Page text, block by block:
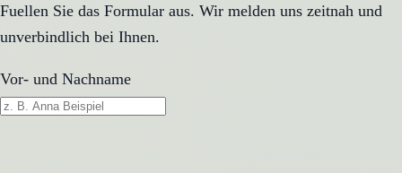
Fuellen Sie das Formular aus. Wir melden uns zeitnah und
unverbindlich bei Ihnen.
Vor- und Nachname